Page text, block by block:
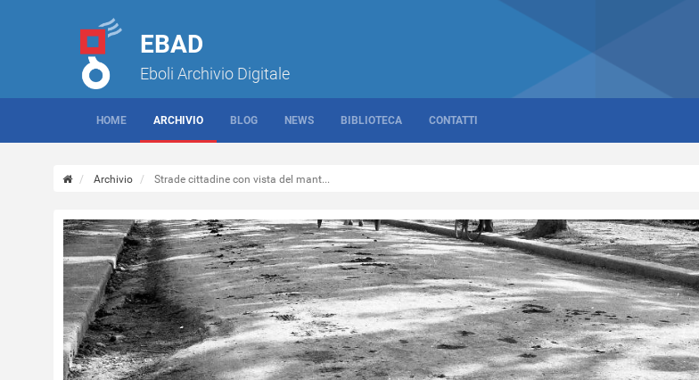
EBAD
Eboli Archivio Digitale
HOME ARCHIVIO BLOG NEWS BIBLIOTECA CONTATTI
Archivio Strade cittadine con vista del mant...